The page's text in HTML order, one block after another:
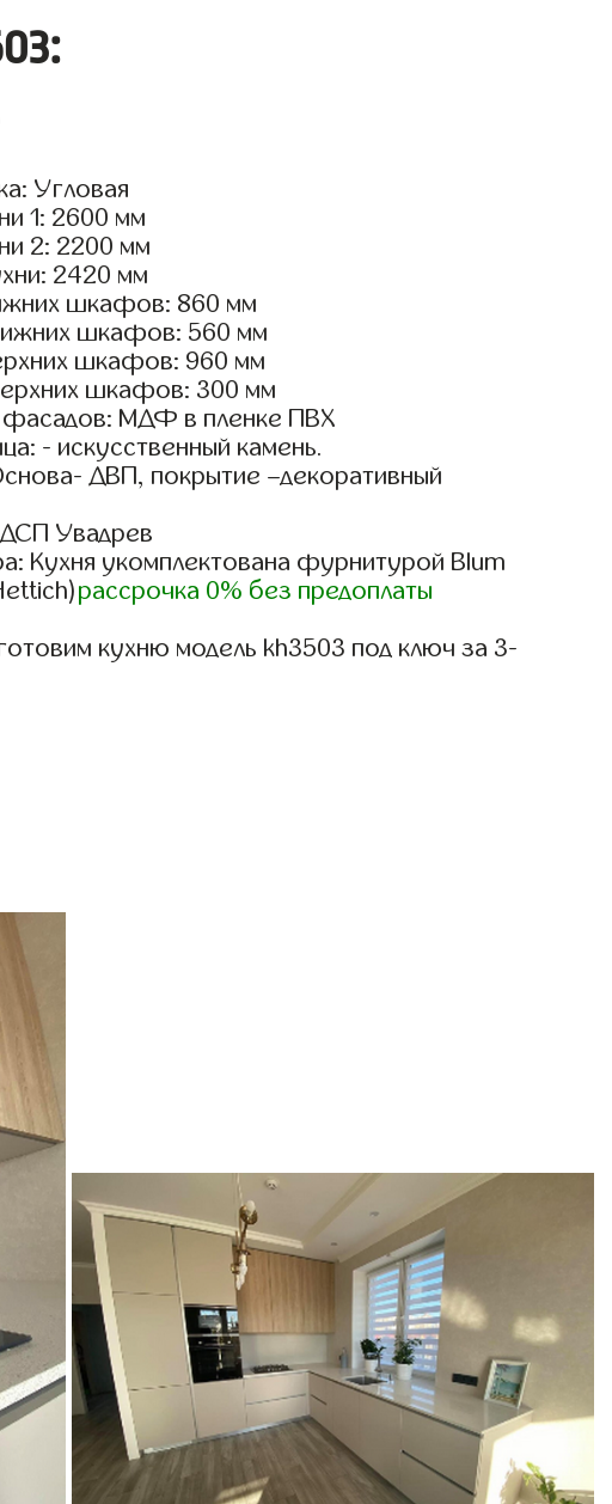
Угловая
1: 2600 мм
2: 2200 мм
2420 мм
шкафов: 860 мм
шкафов: 560 мм
шкафов: 960 мм
шкафов: 300 мм
фасадов: МДФ в пленке ПВХ
- искусственный камень.
ДВП, покрытие –декоративный
Увадрев
Кухня укомплектована фурнитурой Blum
рассрочка 0% без предоплаты
кухню модель kh3503 под ключ за 3-